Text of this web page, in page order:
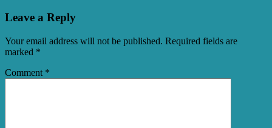
Leave a Reply
Your email address will not be published. Required fields are
marked *
Comment *